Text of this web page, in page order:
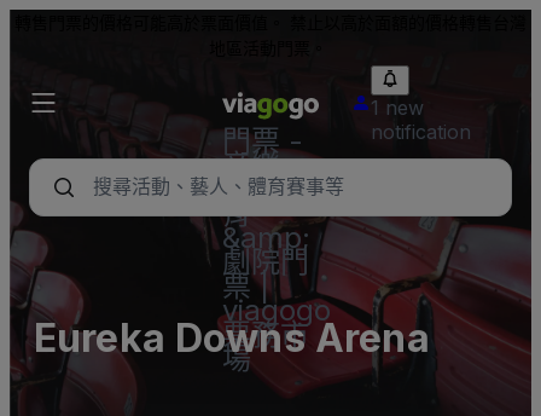
門票 -
音樂
會、體
育
&amp;
劇院門
票 |
viagogo
票務市
場
1 new
notification
Eureka Downs Arena